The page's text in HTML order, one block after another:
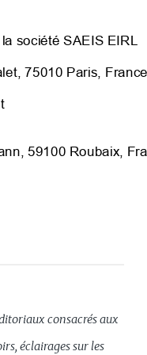
consacrés aux
éclairages sur les